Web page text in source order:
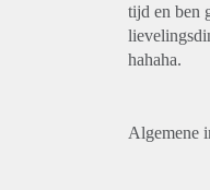
tijd en ben
hahaha.
Algemene